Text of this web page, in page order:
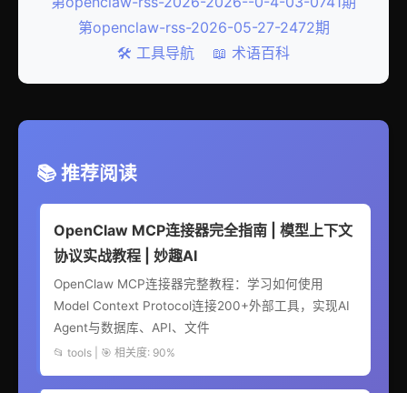
第openclaw-rss-2026-05-27-2472期
🛠️ 工具导航
📖 术语百科
📚 推荐阅读
OpenClaw MCP连接器完全指南 | 模型上下文
协议实战教程 | 妙趣AI
OpenClaw MCP连接器完整教程：学习如何使用
Model Context Protocol连接200+外部工具，实现AI
Agent与数据库、API、文件
📂 tools | 🎯 相关度: 90%